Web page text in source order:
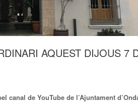
AQUEST DIJOUS 7
canal de YouTube de l’Ajuntament